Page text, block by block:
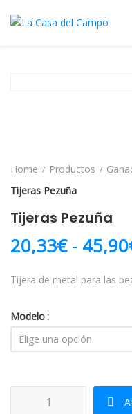
Home Productos
Tijeras Pezuña
Tijeras Pezuña
20,33€ - 45,90
Tijera de metal para las
Modelo